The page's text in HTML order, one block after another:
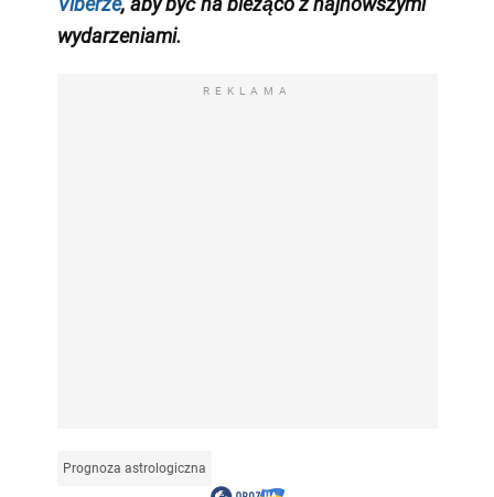
wydarzeniami.
REKLAMA
Prognoza astrologiczna